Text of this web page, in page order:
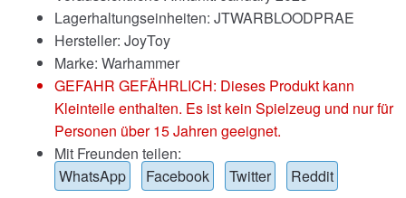
Lagerhaltungseinheiten: JTWARBLOODPRAE
Hersteller: JoyToy
Marke: Warhammer
GEFAHR GEFÄHRLICH: Dieses Produkt kann
Kleinteile enthalten. Es ist kein Spielzeug und nur für
Personen über 15 Jahren geeignet.
Mit Freunden teilen:
WhatsApp
Facebook Twitter Reddit